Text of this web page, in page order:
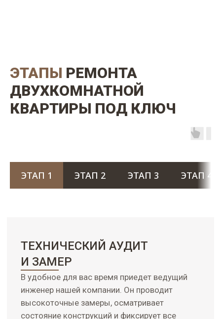
ЭТАПЫ РЕМОНТА
ДВУХКОМНАТНОЙ
КВАРТИРЫ ПОД КЛЮЧ
ЭТАП 1 ЭТАП 2 ЭТАП 3 ЭТАП 4